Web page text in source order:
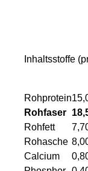
Inhaltsstoffe
Rohprotein
Rohfaser
Rohfett
Rohasche
Calcium